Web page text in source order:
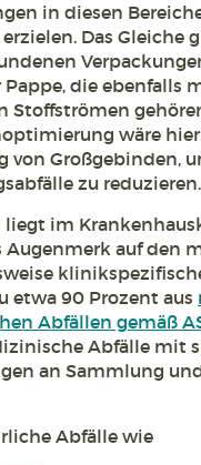
in diesen
Das Gleiche
Pappe, die ebenfalls
Stoffströmen
wäre
von Großgebinden,
zu reduzieren.
im
Augenmerk auf den
etwa 90 Prozent aus
Abfällen gemäß
Abfälle mit
an Sammlung
Abfälle wie